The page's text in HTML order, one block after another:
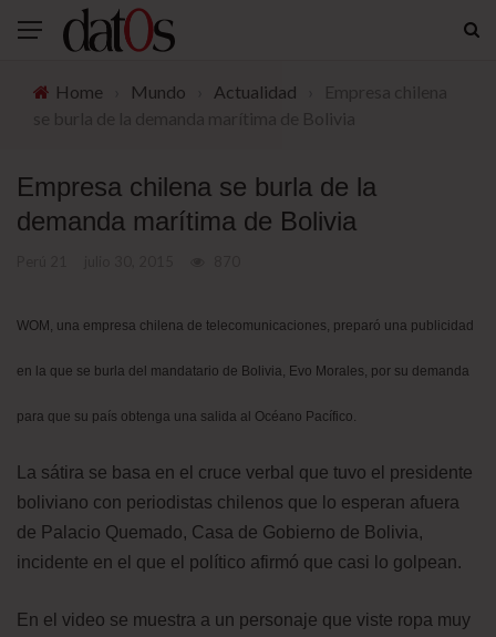
Home Mundo Actualidad
Empresa chilena se burla de la
demanda marítima de Bolivia
WOM, una empresa chilena de telecomunicaciones, preparó una publicidad
en la que se burla del mandatario de Bolivia, Evo Morales, por su demanda
para que su país obtenga una salida al Océano Pacífico.
La sátira se basa en el cruce verbal que tuvo el presidente
boliviano con periodistas chilenos que lo esperan afuera
de Palacio Quemado, Casa de Gobierno de Bolivia,
incidente en el que el político afirmó que casi lo golpean.
En el video se muestra a un personaje que viste ropa muy